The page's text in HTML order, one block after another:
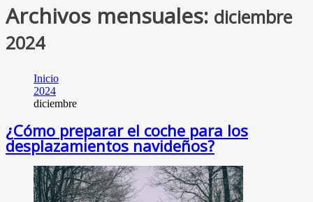
Archivos mensuales: diciembre
2024
Inicio
2024
diciembre
¿Cómo preparar el coche para los
desplazamientos navideños?